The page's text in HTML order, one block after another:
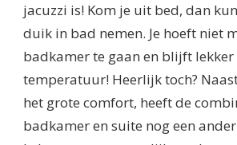
jacuzzi is! Kom je uit bed, dan
duik in bad nemen. Je hoeft niet
badkamer te gaan en blijft lekker
temperatuur! Heerlijk toch?
het grote comfort, heeft de
badkamer en suite nog een